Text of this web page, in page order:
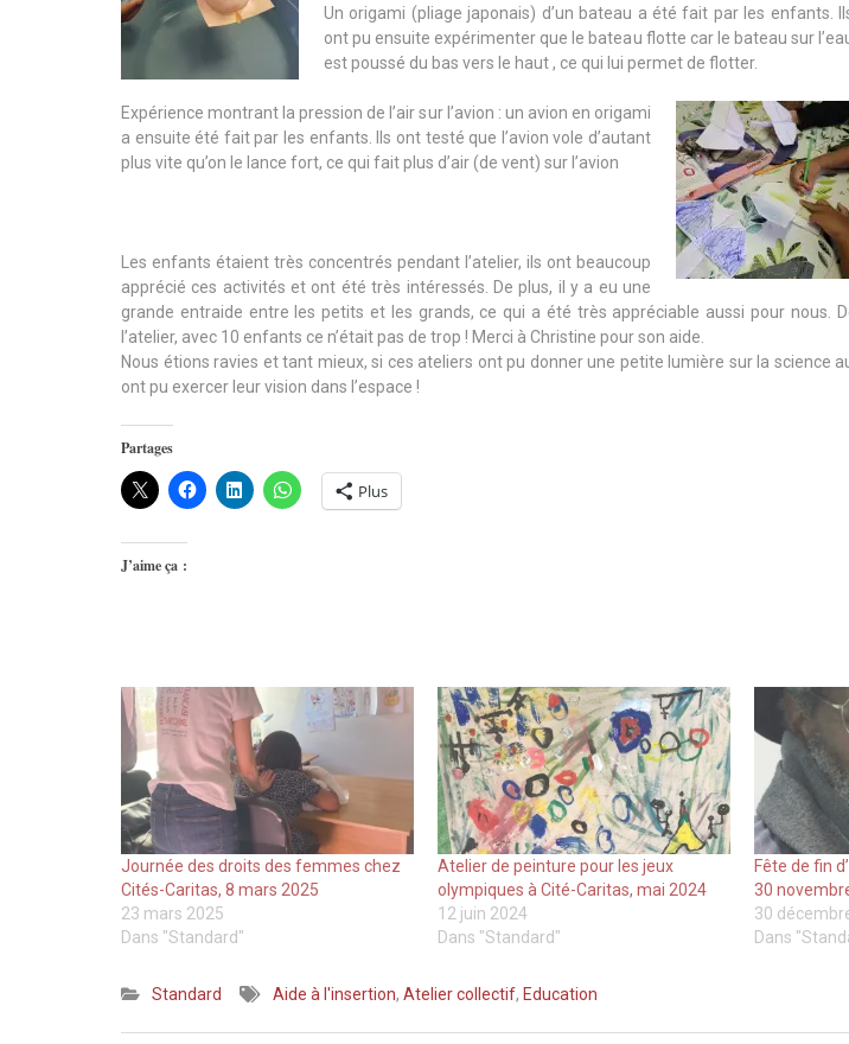
Un origami (pliage japonais) d’un bateau a été fait par les enfants.
ont pu ensuite expérimenter que le bateau flotte car le bateau sur
est poussé du bas vers le haut , ce qui lui permet de flotter.
Expérience montrant la pression de l’air sur l’avion : un avion en origami
a ensuite été fait par les enfants. Ils ont testé que l’avion vole d’autant
plus vite qu’on le lance fort, ce qui fait plus d’air (de vent) sur l’avion
Les enfants étaient très concentrés pendant l’atelier, ils ont beaucoup
apprécié ces activités et ont été très intéressés. De plus, il y a eu une
grande entraide entre les petits et les grands, ce qui a été très appréciable aussi pour nous.
l’atelier, avec 10 enfants ce n’était pas de trop ! Merci à Christine pour son aide.
Nous étions ravies et tant mieux, si ces ateliers ont pu donner une petite lumière sur la science
ont pu exercer leur vision dans l’espace !
Partages
Plus
J’aime ça :
Journée des droits des femmes chez
Cités-Caritas, 8 mars 2025
23 mars 2025
Dans "Standard"
Atelier de peinture pour les jeux
olympiques à Cité-Caritas, mai 2024
12 juin 2024
Dans "Standard"
Fête de fin
30
30
Dans
Standard Aide à l'insertion, Atelier collectif, Education